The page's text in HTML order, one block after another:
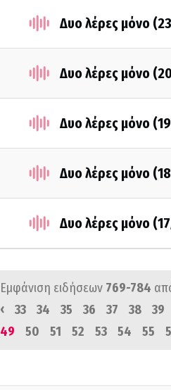
Δυο λέρες μόνο
Δυο λέρες μόνο
Δυο λέρες μόνο
Δυο λέρες μόνο
Δυο λέρες μόνο
Εμφάνιση ειδήσεων 769-784
‹
33 34 35 36 37 38 39
49
50 51 52 53 54 55